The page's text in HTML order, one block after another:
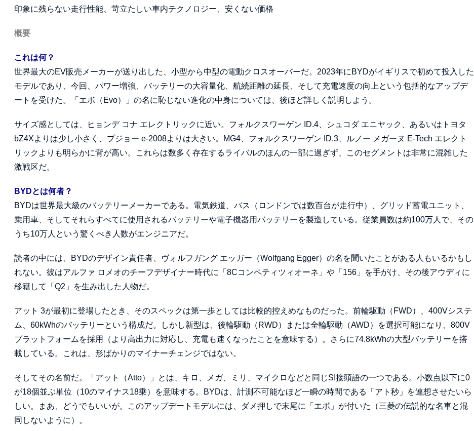
印象に残らない走行性能、苛立たしい車内テクノロジー、安くない価格
概要
これは何？
世界最大のEV販売メーカーが送り出した、小型から中型の電動クロスオーバーだ。2023年にBYDがイギリスで初めて投入した
モデルであり、今回、パワー増強、バッテリーの大容量化、航続距離の延長、そして充電速度の向上という包括的なアップデ
ートを受けた。「エボ（Evo）」の名に恥じない進化の中身については、後ほど詳しく説明しよう。
サイズ感としては、ヒョンデ コナ エレクトリックに近い。フォルクスワーゲン ID.4、シュコダ エニヤック、あるいはトヨタ
bZ4Xよりは少し小さく、プジョー e-2008よりは大きい。MG4、フォルクスワーゲン ID.3、ルノー メガーヌ E-Tech エレクト
リックよりも明らかに背が高い。これらは数多く存在するライバルのほんの一部に過ぎず、このセグメントは非常に混雑した
激戦区だ。
BYDとは何者？
BYDは世界最大級のバッテリーメーカーである。電気鉄道、バス（ロンドンでは数百台が走行中）、グリッド蓄電ユニット、
乗用車、そしてそれらすべてに使用されるバッテリーや電子機器用バッテリーを製造している。従業員数は約100万人で、その
うち10万人という驚くべき人数がエンジニアだ。
読者の中には、BYDのデザイン責任者、ヴォルフガング エッガー（Wolfgang Egger）の名を聞いたことがある人もいるかもし
れない。彼はアルファ ロメオのチーフデザイナー時代に「8Cコンペティツィオーネ」や「156」を手がけ、その後アウディに
移籍して「Q2」を生み出した人物だ。
アット 3が最初に登場したとき、そのスペックは第一歩としては比較的控えめなものだった。前輪駆動（FWD）、400Vシステ
ム、60kWhのバッテリーという構成だ。しかし新型は、後輪駆動（RWD）または全輪駆動（AWD）を選択可能になり、800V
プラットフォームを採用（より高出力に対応し、充電も速くなったことを意味する）。さらに74.8kWhの大型バッテリーを搭
載している。これは、形ばかりのマイナーチェンジではない。
そしてその名前だ。「アット（Atto）」とは、キロ、メガ、ミリ、マイクロなどと同じSI接頭語の一つである。小数点以下に0
が18個並ぶ単位（10のマイナス18乗）を意味する。BYDは、計測不可能なほど一瞬の時間である「アト秒」を連想させたいら
しい。まあ、どうでもいいが。このアップデートモデルには、ダメ押しで末尾に「エボ」が付いた（三菱の伝説的な名車と混
同しないように）。